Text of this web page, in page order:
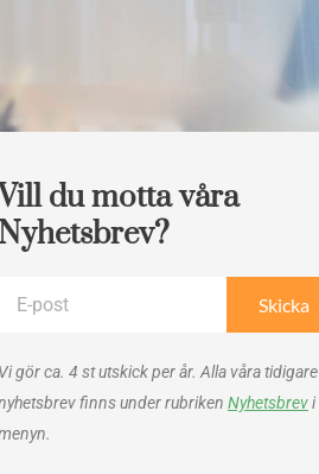
du motta våra
Nyhetsbrev?
Skicka
Vi gör ca. 4 st utskick per år. Alla våra tidigare
finns under rubriken Nyhetsbrevi